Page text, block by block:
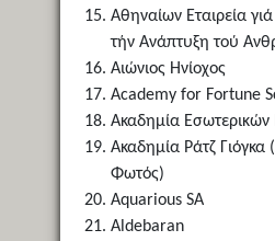
Αθηναίων Εταιρεία
τήν Ανάπτυξη τού
Αιώνιος Ηνίοχος
Academy for Fortune
Ακαδημία
Ακαδημία Ράτζ
Φωτός)
Aquarious SA
Aldebaran